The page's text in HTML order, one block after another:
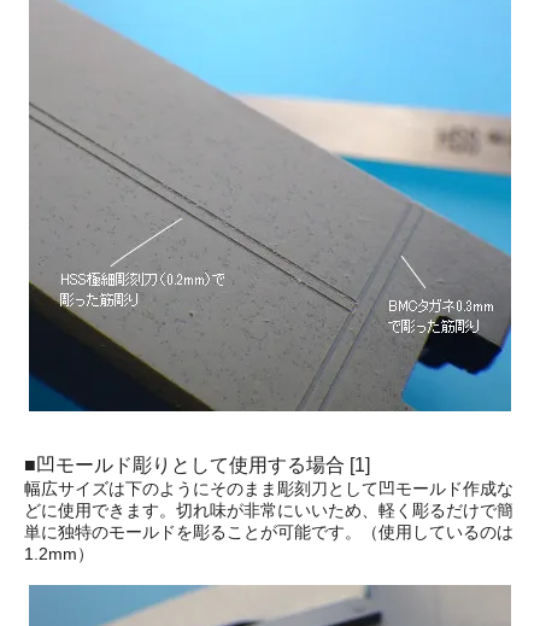
■凹モールド彫りとして使用する場合 [1]
幅広サイズは下のようにそのまま彫刻刀として凹モールド作成な
どに使用できます。切れ味が非常にいいため、軽く彫るだけで簡
単に独特のモールドを彫ることが可能です。（使用しているのは
1.2mm）